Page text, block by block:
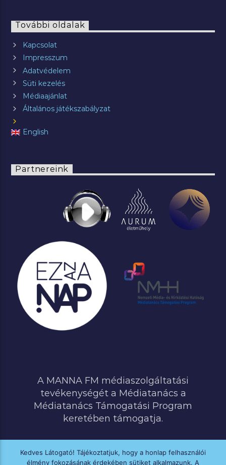
További oldalak
Kapcsolat
Impresszum
Adatvédelem
Süti kezelés
Médiaajánlat
Általános játékszabályzat
English
Partnereink
A MANNA FM médiaszolgáltatási
tevékenységét a Médiatanács a
Médiatanács Támogatási Program
keretében támogatja.
Kedves Látogató! Tájékoztatjuk, hogy a honlap felhasználói
élmény fokozásának érdekében sütiket alkalmazunk. A